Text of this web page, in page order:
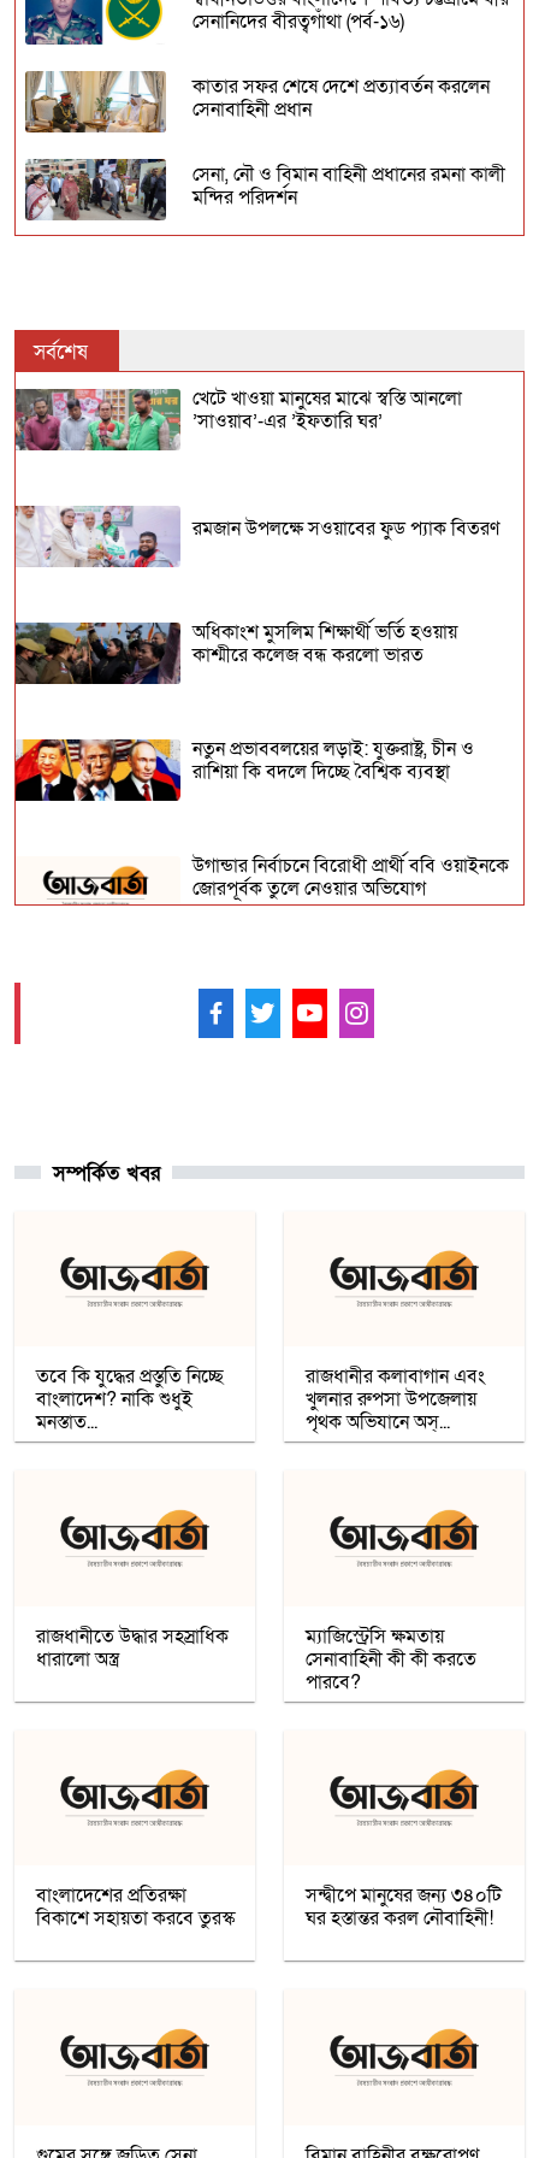
সেনানিদের বীরত্বগাঁথা (পর্ব-১৬)
কাতার সফর শেষে দেশে প্রত্যাবর্তন করলেন
সেনাবাহিনী প্রধান
সেনা, নৌ ও বিমান বাহিনী প্রধানের রমনা কালী
মন্দির পরিদর্শন
গ্রেফতার
রাজধানীর কলাবাগান এবং খুলনার রুপসা
স্বাধীনতাউত্তর বাংলাদেশে পার্বত্য চট্টগ্রামে বীর
সর্বশেষ
খেটে খাওয়া মানুষের মাঝে স্বস্তি আনলো
’সাওয়াব’-এর ’ইফতারি ঘর’
রমজান উপলক্ষে সওয়াবের ফুড প্যাক বিতরণ
অধিকাংশ মুসলিম শিক্ষার্থী ভর্তি হওয়ায়
কাশ্মীরে কলেজ বন্ধ করলো ভারত
নতুন প্রভাববলয়ের লড়াই: যুক্তরাষ্ট্র, চীন ও
রাশিয়া কি বদলে দিচ্ছে বৈশ্বিক ব্যবস্থা
উগান্ডার নির্বাচনে বিরোধী প্রার্থী ববি ওয়াইনকে
জোরপূর্বক তুলে নেওয়ার অভিযোগ
বিহারে সড়ক দুর্ঘটনায় সপ্তম শ্রেণির ছাত্র নিহত,
সাহায্যের বদলে মাছ লুট
আলোচনা
রমজান উপলক্ষে সওয়াবের ফুড প্যাক বিতরণ
কাশ্মীরে কলেজ বন্ধ করলো ভারত
উগান্ডার নির্বাচনে বিরোধী প্রার্থী ববি ওয়াইনকে
জোরপূর্বক তুলে নেওয়ার অভিযোগ
বিহারে সড়ক দুর্ঘটনায় সপ্তম শ্রেণির ছাত্র নিহত,
সাহায্যের বদলে মাছ লুট
সম্পর্কিত খবর
তবে কি যুদ্ধের প্রস্তুতি নিচ্ছে
বাংলাদেশ? নাকি শুধুই
মনস্তাত...
রাজধানীর কলাবাগান এবং
খুলনার রুপসা উপজেলায়
পৃথক অভিযানে অস্...
রাজধানীতে উদ্ধার সহস্রাধিক
ধারালো অস্ত্র
ম্যাজিস্ট্রেসি ক্ষমতায়
সেনাবাহিনী কী কী করতে
পারবে?
বাংলাদেশের প্রতিরক্ষা
বিকাশে সহায়তা করবে তুরস্ক
সন্দ্বীপে মানুষের জন্য ৩৪০টি
ঘর হস্তান্তর করল নৌবাহিনী!